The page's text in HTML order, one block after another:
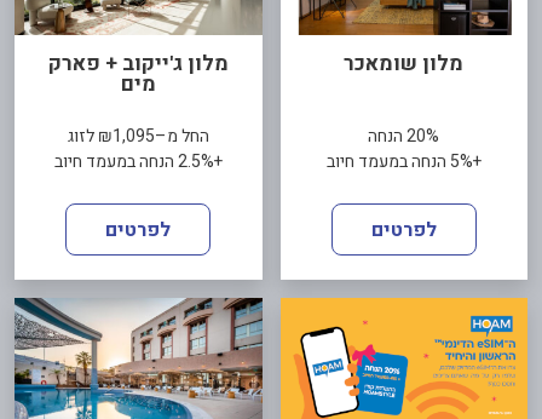
מלון שומאכר
20% הנחה
+5% הנחה במעמד חיוב
לפרטים
מלון ג'ייקוב + פארק
מים
החל מ–₪1,095 לזוג
+2.5% הנחה במעמד חיוב
לפרטים